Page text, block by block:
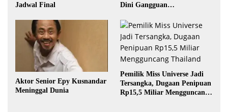
Jadwal Final
Dini Gangguan
Aktor Senior Epy Kusnandar
Meninggal Dunia
Pemilik Miss Universe Jadi
Tersangka, Dugaan Penipuan
Rp15,5 Miliar Mengguncang